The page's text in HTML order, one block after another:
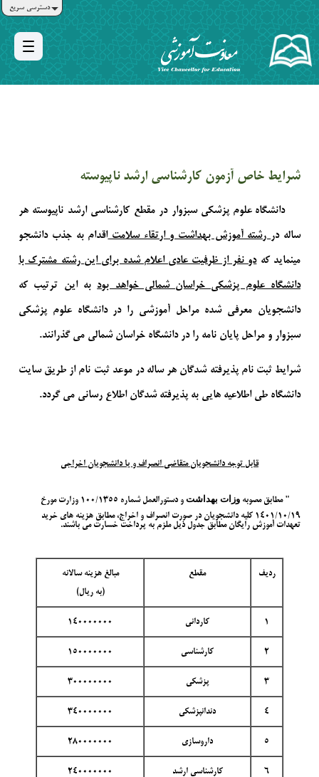
دسترسی سریع
شرایط خاص آزمون کارشناسی ارشد ناپیوسته
دانشگاه علوم پزشکی سبزوار در مقطع کارشناسی ارشد ناپیوسته هر
ساله دررشته آموزش بهداشت و ارتقاء سلامتاقدام به جذب دانشجو
می­نماید کهدو نفر از ظرفیت عادی اعلام شده برای این رشته مشترک با
دانشگاه علوم پزشکی خراسان شمالی خواهد بودبه این ترتیب که
دانشجویان معرفی شده مراحل آموزشی را در دانشگاه علوم پزشکی
سبزوار و مراحل پایان نامه را در دانشگاه خراسان شمالی می گذرانند.
شرایط ثبت نام پذیرفته شدگان هر ساله در موعد ثبت نام از طریق سایت
دانشگاه طی اطلاعیه هایی به پذیرفته شدگان اطلاع رسانی می گردد.
قابل توجه دانشجویان متقاضی انصراف و یا دانشجویان اخراجی
" مطابق مصوبه وزات بهداشت
و دستورالعمل شماره 100/1355 وزارت مورخ
1401/10/19 کلیه دانشجویان در صورت انصراف و اخراج، مطابق هزینه های خرید
تعهدات آموزش رایگان مطابق جدول ذیل ملزم به پرداخت خسارت می باشند.
ردیف مقطع مبالغ هزینه سالانه
(به ریال)
1 کاردانی 140000000
2 کارشناسی 150000000
3 پزشکی 300000000
4 دندانپزشکی 340000000
5 داروسازی 280000000
6 کارشناسی ارشد 240000000